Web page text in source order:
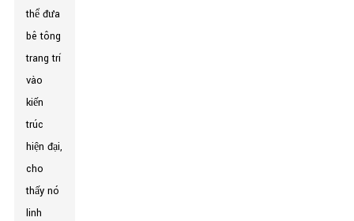
thể đưa
bê tông
trang trí
vào
kiến ​​
trúc
hiện đại,
cho
thấy nó
linh